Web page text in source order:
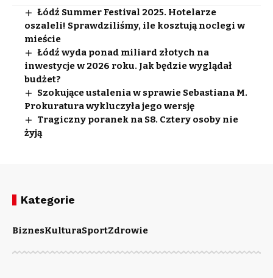
Łódź Summer Festival 2025. Hotelarze
oszaleli! Sprawdziliśmy, ile kosztują noclegi w
mieście
Łódź wyda ponad miliard złotych na
inwestycje w 2026 roku. Jak będzie wyglądał
budżet?
Szokujące ustalenia w sprawie Sebastiana M.
Prokuratura wykluczyła jego wersję
Tragiczny poranek na S8. Cztery osoby nie
żyją
Kategorie
BiznesKulturaSportZdrowie